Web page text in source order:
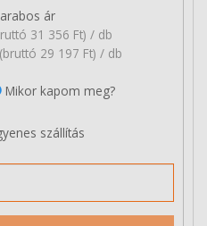
ár
31 356 Ft) / db
(bruttó 29 197 Ft) / db
Mikor kapom meg?
szállítás